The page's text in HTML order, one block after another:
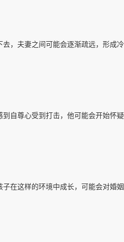
，夫妻之间可能会逐渐疏远，形成
自尊心受到打击，他可能会开始怀
在这样的环境中成长，可能会对婚